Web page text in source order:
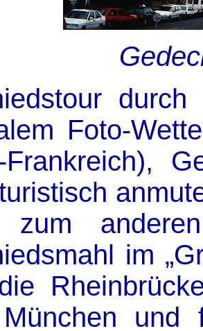
Foto-
Frankreich),
zum
im
und